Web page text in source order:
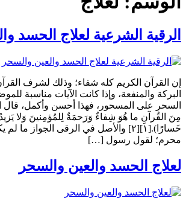
الرقية الشرعية لعلاج الحسد
إن القرآن الكريم كله شفاء؛ وذلك لشرف
البركة والمنفعة، وإذا كانت الآيات مناسبة
السحر على المسحور، فهذا أحسن وأكمل، قال
مِنَ القُرآنِ ما هُوَ شِفاءٌ وَرَحمَةٌ لِلمُؤمِنينَ وَلا يَزيدُ
خَسارًا).[١][٢] والأصل في الرقى الجواز ما
محرم؛ لقول رسول […]
لعلاج الحسد والعين والسحر